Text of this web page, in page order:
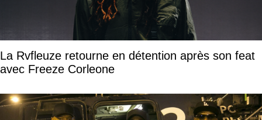
La Rvfleuze retourne en détention après son feat
avec Freeze Corleone